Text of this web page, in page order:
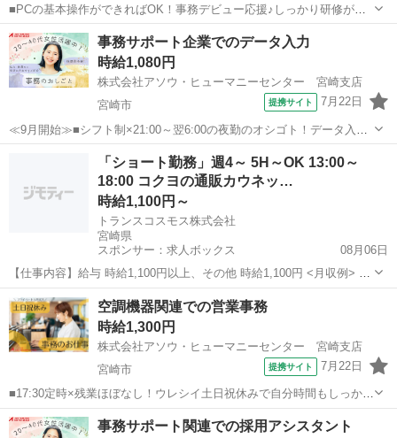
■PCの基本操作ができればOK！事務デビュー応援♪しっかり研修があ
るので安心のスタート■17時台定時×土日祝休み＆残業ナシ！家庭との
両立もばっちり叶います■駅チカ＆車通勤相談OK！制服ありで朝の服
装選びもラクラク 【お仕事...
宮崎 都城市 一般事務
事務サポート企業でのデータ入力
時給1,080円
株式会社アソウ・ヒューマニーセンター 宮崎支店
宮崎市
提携サイト 7月22日
≪9月開始≫■シフト制×21:00～翌6:00の夜勤のオシゴト！データ入力
メインでコツコツ黙々集中オフィスワーク■平日休みを賢く満喫◎混雑
を避けてお買い物や用事もサクッと済ませられます♪■宮崎駅から徒歩1
分！通勤ラクラク＆ア...
一般事務
「ショート勤務」週4～ 5H～OK 13:00～
18:00 コクヨの通販カウネッ…
時給1,100円～
トランスコスモス株式会社
宮崎県
スポンサー：求人ボックス
08月06日
【仕事内容】給与 時給1,100円以上、その他 時給1,100円 <月収例> 時
給1,100円×実働5時間×20日 =110,000円+交通費 交通費(上限:5万円/月)
車通勤可:駐車場代補助あり(規定有) 残業代:残業発生時は...
アルバイト・パート
空調機器関連での営業事務
時給1,300円
株式会社アソウ・ヒューマニーセンター 宮崎支店
宮崎市
提携サイト 7月22日
■17:30定時×残業ほぼなし！ウレシイ土日祝休みで自分時間もしっかり
キープ♪■営業事務の経験活かせる◎穏やかな雰囲気の働きやすい職場
です■車通勤OK×無料駐車場あり♪天候に左右されず通勤ラクラク！
宮崎 宮崎市 一般事務
事務サポート関連での採用アシスタント